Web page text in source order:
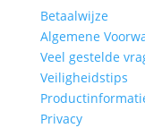
Betaalwijze
Algemene
Veel gestelde
Veiligheidstips
Privacy